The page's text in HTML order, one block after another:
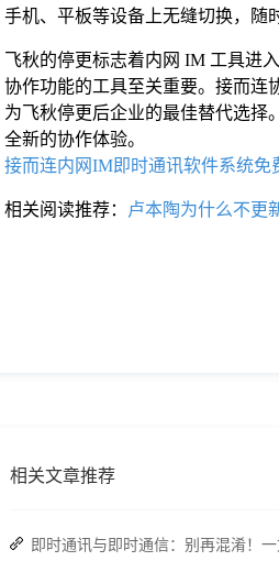
手机、平板等设备上无缝切换，随
飞秋的停更标志着内网 IM 工具进
协作功能的工具至关重要。接而连
为飞秋停更后企业的最佳替代选择
全新的协作体验。
接而连内网IM即时通讯软件系统免
相关阅读推荐： 卢本陶为什么不更
相关文章推荐